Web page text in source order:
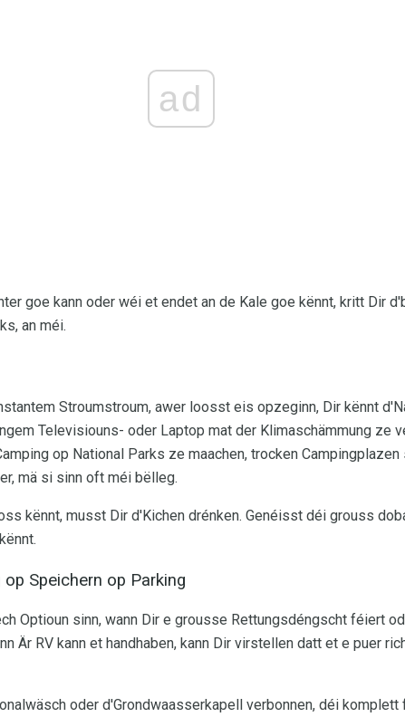
ad
goe kann oder wéi et endet an de Kale goe kënnt, kritt Dir
an méi.
Stroumstroum, awer loosst eis opzeginn, Dir kënnt
Televisiouns- oder Laptop mat der Klimaschämmung ze
op National Parks ze maachen, trocken
mä si sinn oft méi bëlleg.
kënnt, musst Dir d'Kichen drénken. Genéisst déi grouss
Speichern op Parking
Optioun sinn, wann Dir e grousse Rettungsdéngscht féiert
Är RV kann et handhaben, kann Dir virstellen datt et e puer
oder d'Grondwaasserkapell verbonnen, déi komplett